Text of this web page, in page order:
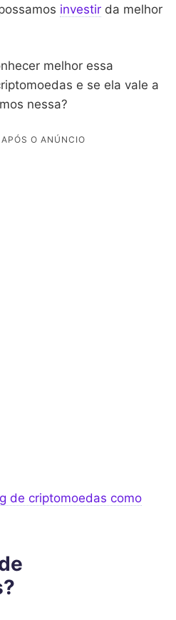
investir da melhor
melhor essa
e se ela vale a
nessa?
de criptomoedas como